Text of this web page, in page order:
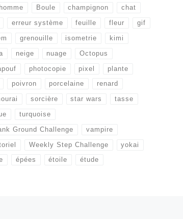
Boule champignon chat
erreur système feuille fleur gif
grenouille isometrie kimi
neige nuage Octopus
photocopie pixel plante
poivron porcelaine renard
sorcière star wars tasse
turquoise
Ground Challenge vampire
Weekly Step Challenge yokai
épées étoile étude